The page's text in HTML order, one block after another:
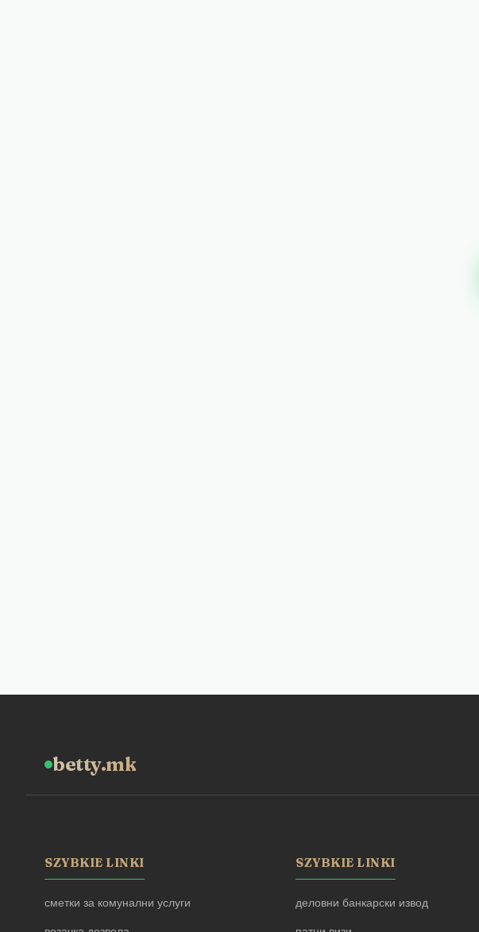
betty.mk
SZYBKIE LINKI
сметки за комунални услуги
SZYBKIE LINKI
деловни банкарски извод